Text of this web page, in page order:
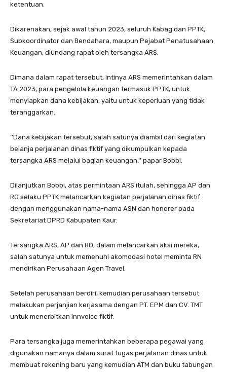
ketentuan.
Dikarenakan, sejak awal tahun 2023, seluruh Kabag dan PPTK,
Subkoordinator dan Bendahara, maupun Pejabat Penatusahaan
Keuangan, diundang rapat oleh tersangka ARS.
Dimana dalam rapat tersebut, intinya ARS memerintahkan dalam
TA 2023, para pengelola keuangan termasuk PPTK, untuk
menyiapkan dana kebijakan, yaitu untuk keperluan yang tidak
teranggarkan.
‘’Dana kebijakan tersebut, salah satunya diambil dari kegiatan
belanja perjalanan dinas fiktif yang dikumpulkan kepada
tersangka ARS melalui bagian keuangan,’’ papar Bobbi.
Dilanjutkan Bobbi, atas permintaan ARS itulah, sehingga AP dan
RO selaku PPTK melancarkan kegiatan perjalanan dinas fiktif
dengan menggunakan nama-nama ASN dan honorer pada
Sekretariat DPRD Kabupaten Kaur.
Tersangka ARS, AP dan RO, dalam melancarkan aksi mereka,
salah satunya untuk memenuhi akomodasi hotel meminta RN
mendirikan Perusahaan Agen Travel.
Setelah perusahaan berdiri, kemudian perusahaan tersebut
melakukan perjanjian kerjasama dengan PT. EPM dan CV. TMT
untuk menerbitkan innvoice fiktif.
Para tersangka juga memerintahkan beberapa pegawai yang
digunakan namanya dalam surat tugas perjalanan dinas untuk
membuat rekening baru yang kemudian ATM dan buku tabungan